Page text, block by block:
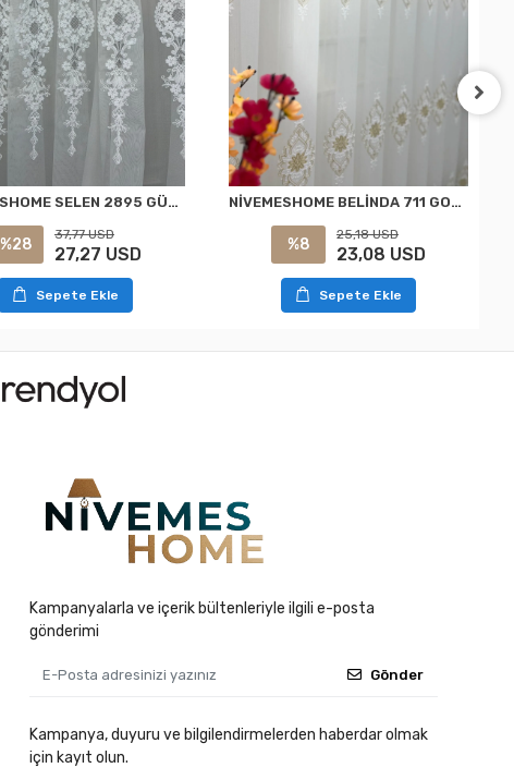
NİVEMESHOME SELEN 2895 GÜMÜŞ 1/3 PİLELİ TÜL PERDE APM
%28
37,77 USD
27,27 USD
Sepete Ekle
NİVEMESHOME BELİNDA 711 GOLD 1/2,5 PİLELİ TÜL PERDE APM
%8
25,18 USD
23,08 USD
Sepete Ekle
Kampanyalarla ve içerik bültenleriyle ilgili e-posta
gönderimi
Gönder
Kampanya, duyuru ve bilgilendirmelerden haberdar olmak
için kayıt olun.